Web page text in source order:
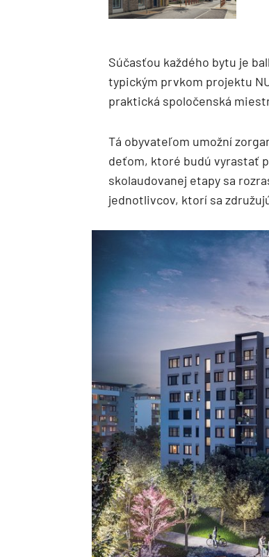
Súčasťou každého bytu je
typickým prvkom projektu
praktická spoločenská
Tá obyvateľom umožní
deťom, ktoré budú vyrastať
skolaudovanej etapy sa
jednotlivcov, ktorí sa